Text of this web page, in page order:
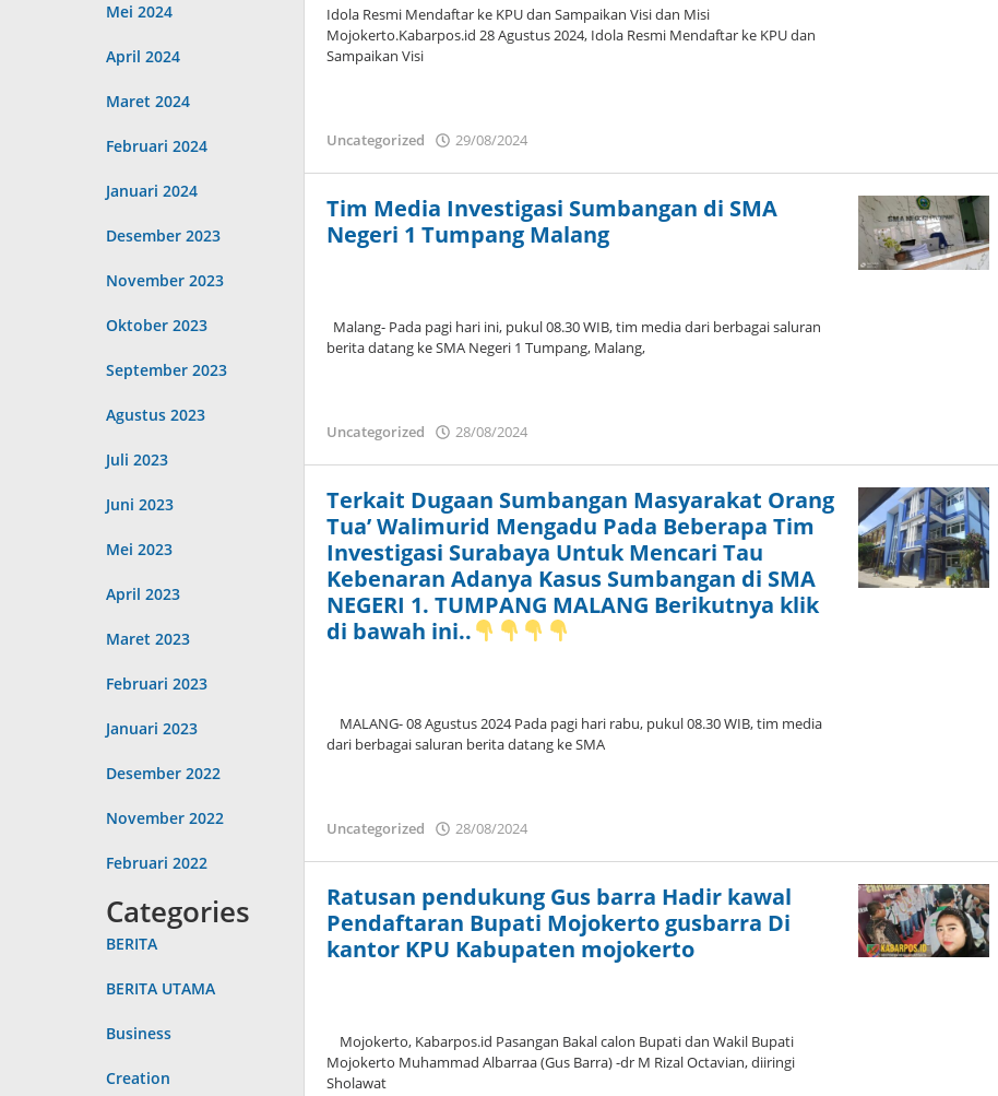
Mei 2024
April 2024
Maret 2024
Februari 2024
Januari 2024
Desember 2023
November 2023
Oktober 2023
September 2023
Agustus 2023
Juli 2023
Juni 2023
Mei 2023
April 2023
Maret 2023
Februari 2023
Januari 2023
Desember 2022
November 2022
Februari 2022
Categories
BERITA
BERITA UTAMA
Business
Creation
Idola Resmi Mendaftar ke KPU dan Sampaikan Visi dan Misi
Mojokerto.Kabarpos.id 28 Agustus 2024, Idola Resmi Mendaftar ke KPU dan
Sampaikan Visi
Uncategorized 29/08/2024
Tim Media Investigasi Sumbangan di SMA
Negeri 1 Tumpang Malang
Malang- Pada pagi hari ini, pukul 08.30 WIB, tim media dari berbagai saluran
berita datang ke SMA Negeri 1 Tumpang, Malang,
Uncategorized 28/08/2024
Terkait Dugaan Sumbangan Masyarakat Orang
Tua’ Walimurid Mengadu Pada Beberapa Tim
Investigasi Surabaya Untuk Mencari Tau
Kebenaran Adanya Kasus Sumbangan di SMA
NEGERI 1. TUMPANG MALANG Berikutnya klik
di bawah ini..
MALANG- 08 Agustus 2024 Pada pagi hari rabu, pukul 08.30 WIB, tim media
dari berbagai saluran berita datang ke SMA
Uncategorized 28/08/2024
Ratusan pendukung Gus barra Hadir kawal
Pendaftaran Bupati Mojokerto gusbarra Di
kantor KPU Kabupaten mojokerto
Mojokerto, Kabarpos.id Pasangan Bakal calon Bupati dan Wakil Bupati
Mojokerto Muhammad Albarraa (Gus Barra) -dr M Rizal Octavian, diiringi
Sholawat